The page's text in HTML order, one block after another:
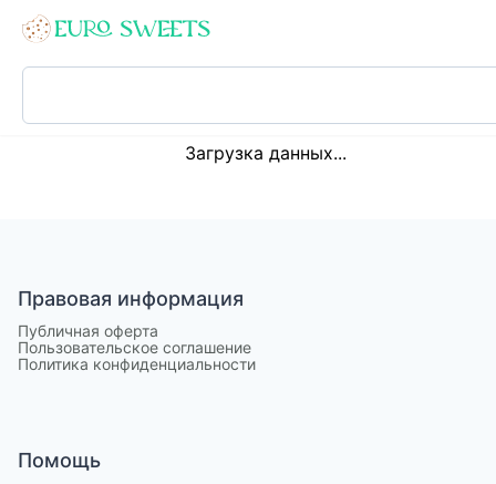
Loading...
Загрузка данных...
Правовая информация
Публичная оферта
Пользовательское соглашение
Политика конфиденциальности
Помощь